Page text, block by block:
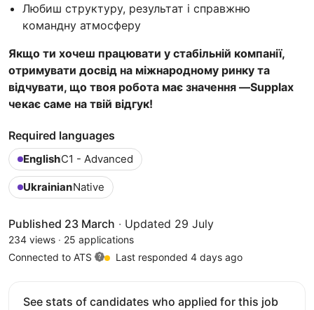
Любиш структуру, результат і справжню
командну атмосферу
Якщо ти хочеш працювати у стабільній компанії,
отримувати досвід на міжнародному ринку та
відчувати, що твоя робота має значення —Supplax
чекає саме на твій відгук!
Required languages
EnglishC1 - Advanced
UkrainianNative
Published 23 March · Updated 29 July
234 views · 25 applications
Connected to ATS
Last responded 4 days ago
See stats of candidates who applied for this job